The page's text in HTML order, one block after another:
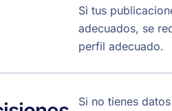
Si tus
adecuados, se
perfil adecuado.
Si no tienes